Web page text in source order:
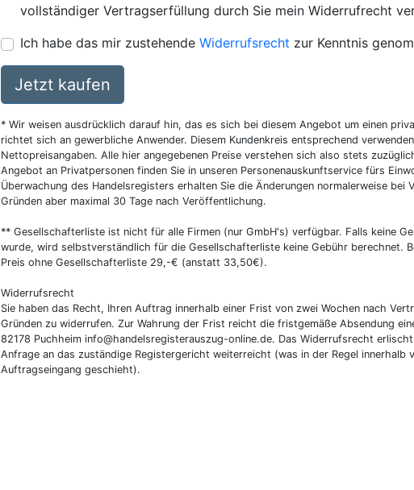
vollständiger Vertragserfüllung durch Sie mein Widerrufrecht
Ich habe das mir zustehende Widerrufsrecht zur Kenntnis
Jetzt kaufen
* Wir weisen ausdrücklich darauf hin, das es sich bei diesem Angebot um einen
richtet sich an gewerbliche Anwender. Diesem Kundenkreis entsprechend
Nettopreisangaben. Alle hier angegebenen Preise verstehen sich also stets
Angebot an Privatpersonen finden Sie in unseren Personenauskunftservice fürs
Überwachung des Handelsregisters erhalten Sie die Änderungen normalerweise bei
Gründen aber maximal 30 Tage nach Veröffentlichung.
** Gesellschafterliste ist nicht für alle Firmen (nur GmbH's) verfügbar. Falls keine
wurde, wird selbstverständlich für die Gesellschafterliste keine Gebühr berechnet.
Preis ohne Gesellschafterliste 29,-€ (anstatt 33,50€).
Widerrufsrecht
Sie haben das Recht, Ihren Auftrag innerhalb einer Frist von zwei Wochen nach
Gründen zu widerrufen. Zur Wahrung der Frist reicht die fristgemäße Absendung
82178 Puchheim info@handelsregisterauszug-online.de. Das Widerrufsrecht
Anfrage an das zuständige Registergericht weiterreicht (was in der Regel innerhalb
Auftragseingang geschieht).